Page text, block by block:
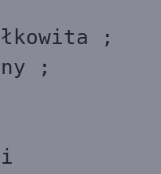
;
;